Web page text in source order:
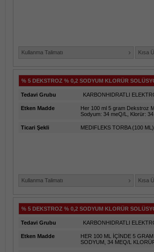
Kullanma Talimatı Kısa
% 5 DEKSTROZ % 0,2 SODYUM KLORÜR
Tedavi Grubu KARBONHIDRATLI
Etken Madde
Her 100 ml 5 gram Dekstroz
Sodyum: 34 meQ/L, Klorür: 34
Ticari Şekli MEDIFLEKS TORBA (100 ML)
Kullanma Talimatı Kısa
% 5 DEKSTROZ % 0,2 SODYUM KLORÜR
Tedavi Grubu KARBONHIDRATLI
Etken Madde
HER 100 ML İÇİNDE 5
SODYUM, 34 MEQ/L